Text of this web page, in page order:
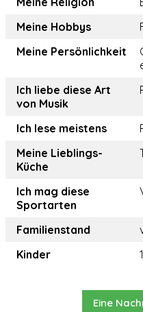
Meine Hobbys
Meine Persönlichkeit
Ich liebe diese Art
von Musik
Ich lese meistens
Meine Lieblings-
Küche
Ich mag diese
Sportarten
Familienstand
Kinder
1
Eine